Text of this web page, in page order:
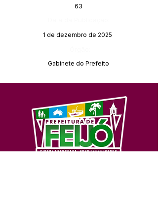
63
1 de dezembro de 2025
Gabinete do Prefeito